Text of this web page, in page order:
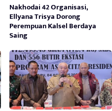
Nakhodai 42 Organisasi,
Ellyana Trisya Dorong
Perempuan Kalsel Berdaya
Saing